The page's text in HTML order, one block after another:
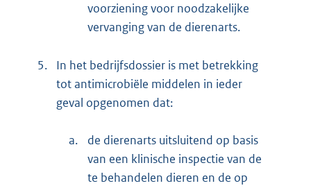
voorziening voor noodzakelijke
vervanging van de dierenarts.
5.
In het bedrijfsdossier is met betrekking
tot antimicrobiële middelen in ieder
geval opgenomen dat:
a.
de dierenarts uitsluitend op basis
van een klinische inspectie van de
te behandelen dieren en de op